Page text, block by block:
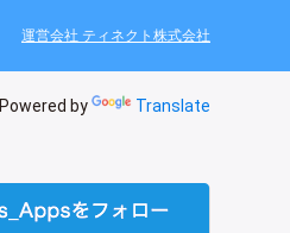
運営会社 ティネクト株式会社
Powered by Translate